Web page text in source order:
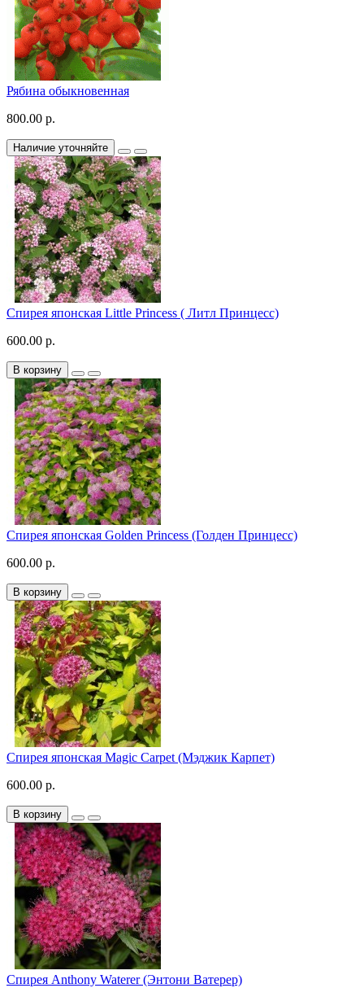
Рябина обыкновенная
800.00 р.
Наличие уточняйте
Спирея японская Little Princess ( Литл Принцесс)
600.00 р.
В корзину
Спирея японская Golden Princess (Голден Принцесс)
600.00 р.
В корзину
Спирея японская Magic Carpet (Мэджик Карпет)
600.00 р.
В корзину
Спирея Anthony Waterer (Энтони Ватерер)